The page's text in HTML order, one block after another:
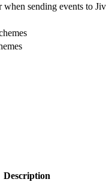
sending events to
Description